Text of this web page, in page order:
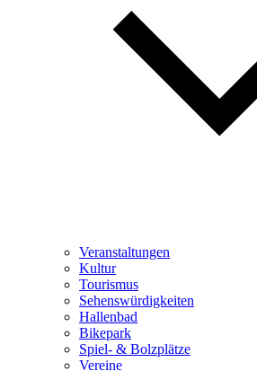
Veranstaltungen
Kultur
Tourismus
Sehenswürdigkeiten
Hallenbad
Bikepark
Spiel- & Bolzplätze
Vereine